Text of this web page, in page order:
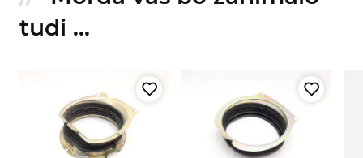
tudi ...